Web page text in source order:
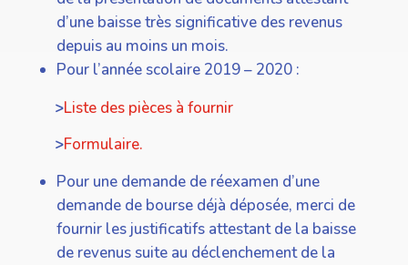
d’une baisse très significative des revenus
depuis au moins un mois.
Pour l’année scolaire 2019 – 2020 :
>Liste des pièces à fournir
>Formulaire.
Pour une demande de réexamen d’une
demande de bourse déjà déposée, merci de
fournir les justificatifs attestant de la baisse
de revenus suite au déclenchement de la